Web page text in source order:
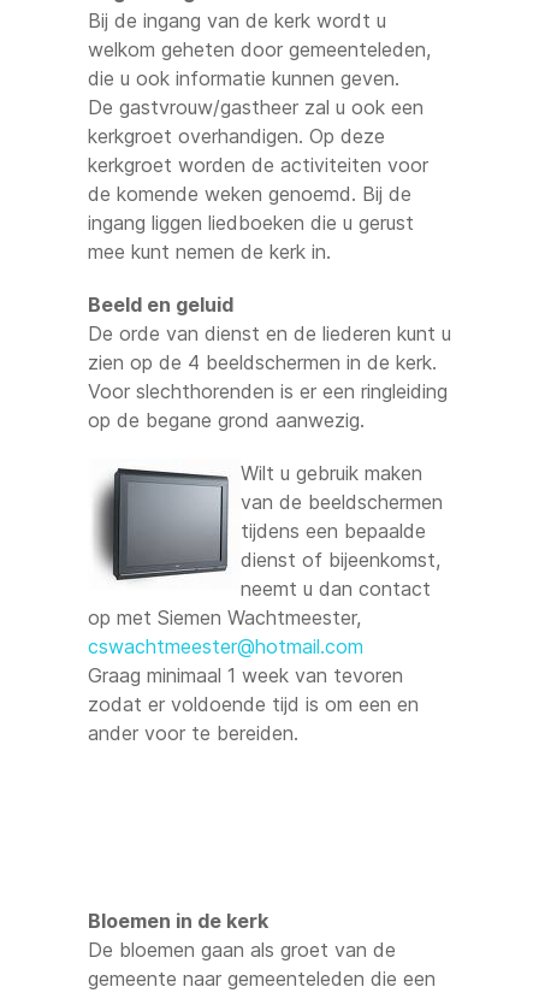
Bij de ingang van de kerk wordt u
welkom geheten door gemeenteleden,
die u ook informatie kunnen geven.
De gastvrouw/gastheer zal u ook een
kerkgroet overhandigen. Op deze
kerkgroet worden de activiteiten voor
de komende weken genoemd. Bij de
ingang liggen liedboeken die u gerust
mee kunt nemen de kerk in.
Beeld en geluid
De orde van dienst en de liederen kunt u
zien op de 4 beeldschermen in de kerk.
Voor slechthorenden is er een ringleiding
op de begane grond aanwezig.
Wilt u gebruik maken
van de beeldschermen
tijdens een bepaalde
dienst of bijeenkomst,
neemt u dan contact
op met Siemen Wachtmeester,
cswachtmeester@hotmail.com
Graag minimaal 1 week van tevoren
zodat er voldoende tijd is om een en
ander voor te bereiden.
Bloemen in de kerk
De bloemen gaan als groet van de
gemeente naar gemeenteleden die een